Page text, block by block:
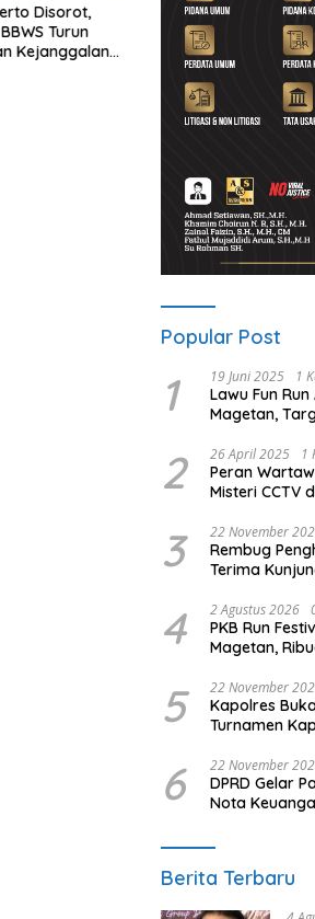
Disorot,
Turun
Kejanggalan
Dana Guyub Rukun
Bupati-Wakil Bupati
Mulai Dirasakan
Wates
Popular Post
1 19 Juni 2025 1
Lawu Fun
Magetan,
2 26 April 2025 1
Peran
Misteri CCTV
3 22 November
Rembug
Terima
4 2 Agustus 2026
PKB Run
Magetan,
5 22 November
Kapolres
Turnamen
6 22 November
DPRD Gelar
Nota
Berita Terbaru